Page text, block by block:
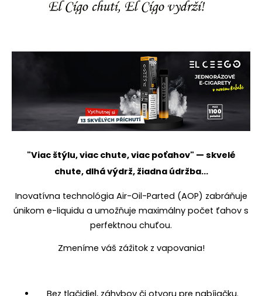
"Viac štýlu, viac chute, viac poťahov" — skvelé
chute, dlhá výdrž, žiadna údržba...
Inovatívna technológia Air-Oil-Parted (AOP) zabráňuje
únikom e-liquidu a umožňuje maximálny počet ťahov s
perfektnou chuťou.
Zmeníme váš zážitok z vapovania!